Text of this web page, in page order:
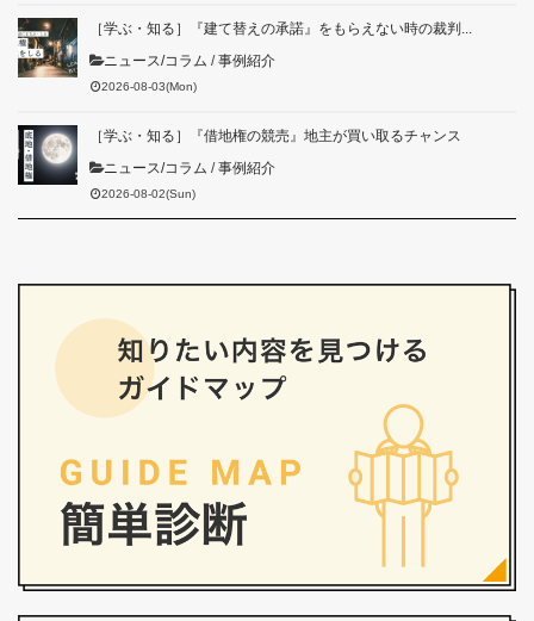
［学ぶ・知る］『建て替えの承諾』をもらえない時の裁判...
ニュース/コラム /事例紹介
2026-08-03(Mon)
［学ぶ・知る］『借地権の競売』地主が買い取るチャンス
ニュース/コラム /事例紹介
2026-08-02(Sun)